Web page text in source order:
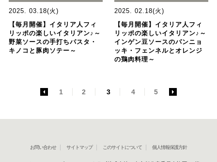
2025. 03.18(火)
【毎月開催】イタリア人フィ
リッポの楽しいイタリアン♪～
野菜ソースの手打ちパスタ・
キノコと豚肉ソテー～
2025. 02.18(火)
【毎月開催】イタリア人フィ
リッポの楽しいイタリアン♪～
インゲン豆ソースのパンニョ
ッキ・フェンネルとオレンジ
の鶏肉料理～
1 2 3 4 5
お問い合わせ サイトマップ このサイトについて 個人情報保護方針